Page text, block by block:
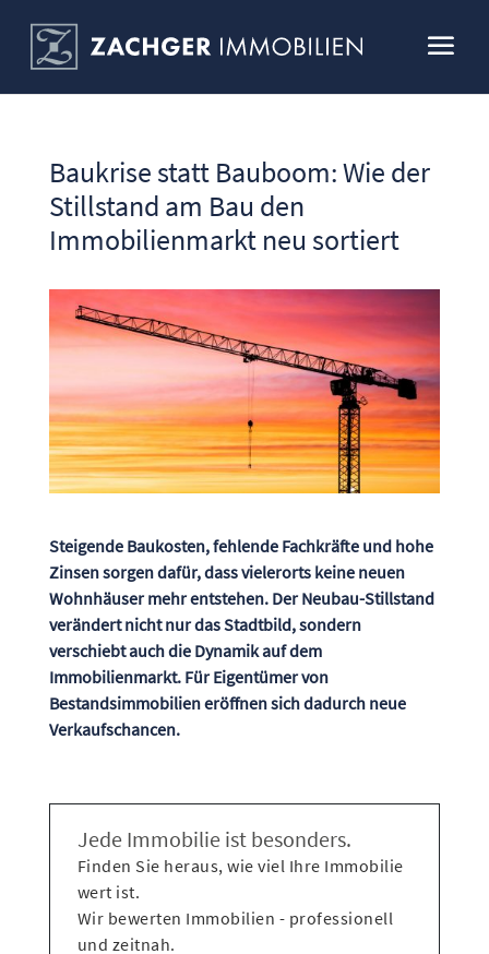
Baukrise statt Bauboom: Wie der
Stillstand am Bau den
Immobilienmarkt neu sortiert
Steigende Baukosten, fehlende Fachkräfte und hohe
Zinsen sorgen dafür, dass vielerorts keine neuen
Wohnhäuser mehr entstehen. Der Neubau-Stillstand
verändert nicht nur das Stadtbild, sondern
verschiebt auch die Dynamik auf dem
Immobilienmarkt. Für Eigentümer von
Bestandsimmobilien eröffnen sich dadurch neue
Verkaufschancen.
Jede Immobilie ist besonders.
Finden Sie heraus, wie viel Ihre Immobilie
wert ist.
Wir bewerten Immobilien - professionell
und zeitnah.